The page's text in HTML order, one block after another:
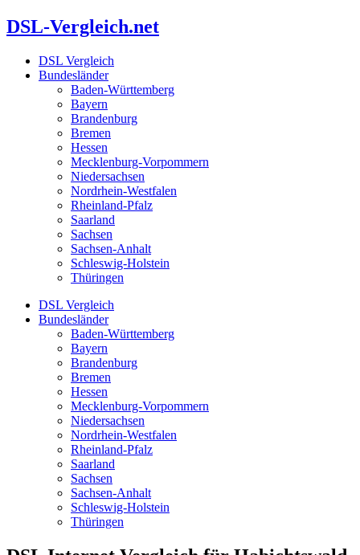
Zum
Inhalt
DSL-Vergleich.net
DSL Vergleich
Bundesländer
Baden-Württemberg
Bayern
Brandenburg
Bremen
Hessen
Mecklenburg-Vorpommern
Niedersachsen
Nordrhein-Westfalen
Rheinland-Pfalz
Saarland
Sachsen
Sachsen-Anhalt
Schleswig-Holstein
Thüringen
DSL Vergleich
Bundesländer
Baden-Württemberg
Bayern
Brandenburg
Bremen
Hessen
Mecklenburg-Vorpommern
Niedersachsen
Nordrhein-Westfalen
Rheinland-Pfalz
Saarland
Sachsen
Sachsen-Anhalt
Schleswig-Holstein
Thüringen